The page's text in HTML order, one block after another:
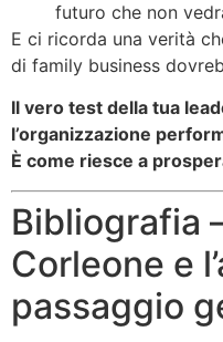
futuro che non
E ci ricorda una verità
di family business
Il vero test della tua
l’organizzazione
È come riesce a
Bibliografia
Corleone e
passaggio